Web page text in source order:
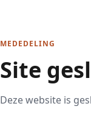
MEDEDELING
Site
Deze website is